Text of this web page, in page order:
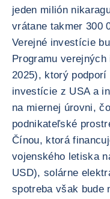
jeden milión
vrátane takmer 300
Verejné investície
Programu
2025), ktorý
investície z USA a
na miernej úrovni,
podnikateľské
Čínou, ktorá
vojenského letiska
USD), solárne
spotreba však bude